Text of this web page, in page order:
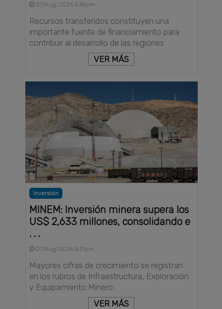
07/Aug/2026 5:34pm
Recursos transferidos constituyen una
importante fuente de financiamiento para
contribuir al desarrollo de las regiones . . .
VER MÁS
Inversión
MINEM: Inversión minera supera los
US$ 2,633 millones, consolidando e
. . .
07/Aug/2026 5:31pm
Mayores cifras de crecimiento se registran
en los rubros de Infraestructura, Exploración
y Equipamiento Minero. . . .
VER MÁS